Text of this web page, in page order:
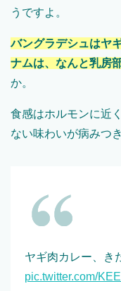
うですよ。
バングラデシュはヤ
ナムは、なんと乳房
か。
食感はホルモンに近
ない味わいが病みつ
ヤギ肉カレー、き
pic.twitter.com/